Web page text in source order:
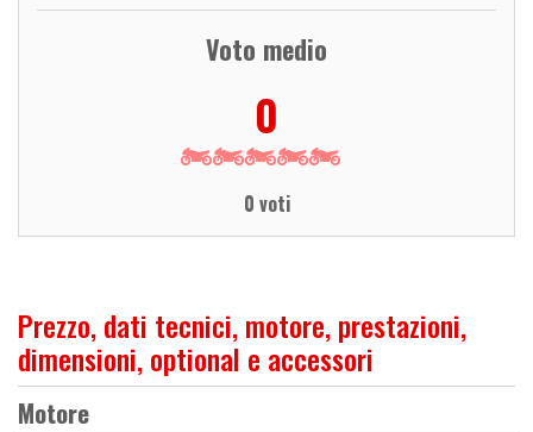
Voto medio
0
0 voti
Prezzo, dati tecnici, motore, prestazioni,
dimensioni, optional e accessori
Motore